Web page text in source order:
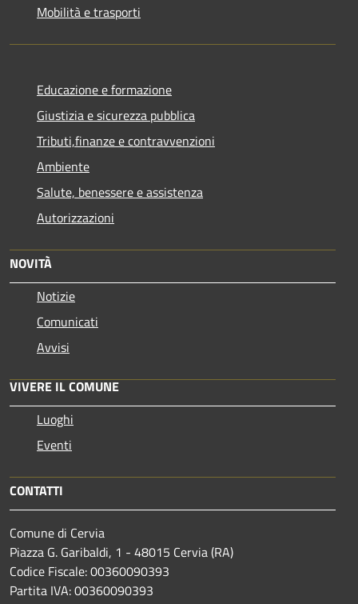
Mobilità e trasporti
Educazione e formazione
Giustizia e sicurezza pubblica
Tributi,finanze e contravvenzioni
Ambiente
Salute, benessere e assistenza
Autorizzazioni
NOVITÀ
Notizie
Comunicati
Avvisi
VIVERE IL COMUNE
Luoghi
Eventi
CONTATTI
Comune di Cervia
Piazza G. Garibaldi, 1 - 48015 Cervia (RA)
Codice Fiscale: 00360090393
Partita IVA: 00360090393